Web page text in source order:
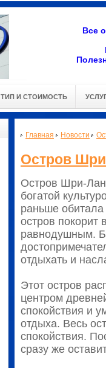
Все
ТИП И СТОИМОСТЬ
Главная Новости
Остров
Остров Шри-
богатой
раньше
остров покорит
равнодушным.
отдыхать и
Этот остров
центром
спокойствия и
отдыха. Весь
спокойствия.
сразу же